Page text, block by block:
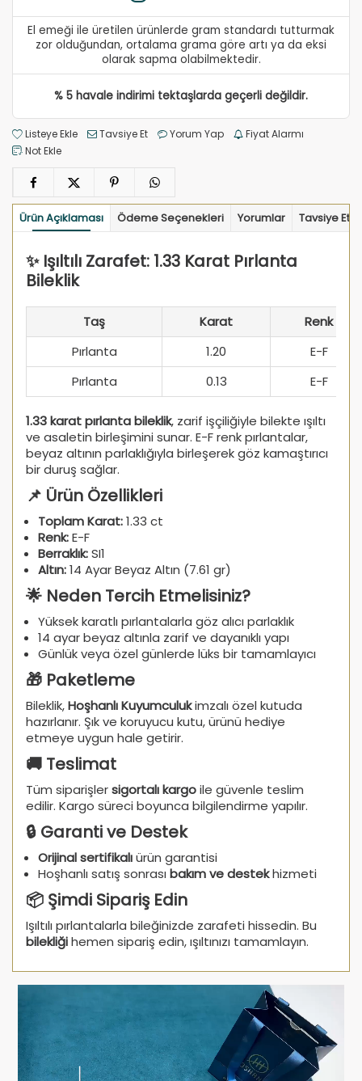
El emeği ile üretilen ürünlerde gram standardı tutturmak
zor olduğundan, ortalama grama göre artı ya da eksi
olarak sapma olabilmektedir.
% 5 havale indirimi tektaşlarda geçerli değildir.
Listeye Ekle Tavsiye Et Yorum Yap
Fiyat Alarmı
Not Ekle
Ürün Açıklaması Ödeme Seçenekleri Yorumlar Tavsiye Et
✨ Işıltılı Zarafet: 1.33 Karat Pırlanta
Bileklik
Taş Karat
Renk
Pırlanta
1.20
E-F
Pırlanta
0.13 E-F
1.33 karat pırlanta bileklik, zarif işçiliğiyle bilekte ışıltı
ve asaletin birleşimini sunar. E-F renk pırlantalar,
beyaz altının parlaklığıyla birleşerek göz kamaştırıcı
bir duruş sağlar.
📌 Ürün Özellikleri
Toplam Karat:1.33 ct
Renk:E-F
Berraklık:SI1
Altın:14 Ayar Beyaz Altın (7.61 gr)
🌟 Neden Tercih Etmelisiniz?
Yüksek karatlı pırlantalarla göz alıcı parlaklık
14 ayar beyaz altınla zarif ve dayanıklı yapı
Günlük veya özel günlerde lüks bir tamamlayıcı
🎁 Paketleme
Bileklik,Hoşhanlı Kuyumculukimzalı özel kutuda
hazırlanır. Şık ve koruyucu kutu, ürünü hediye
etmeye uygun hale getirir.
🚚 Teslimat
Tüm siparişlersigortalı kargoile güvenle teslim
edilir. Kargo süreci boyunca bilgilendirme yapılır.
🔒 Garanti ve Destek
Orijinal sertifikalıürün garantisi
Hoşhanlı satış sonrası bakım ve destekhizmeti
📦 Şimdi Sipariş Edin
Işıltılı pırlantalarla bileğinizde zarafeti hissedin. Bu
bilekliğihemen sipariş edin, ışıltınızı tamamlayın.